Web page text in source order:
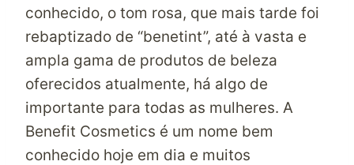
conhecido, o tom rosa, que mais tarde foi
rebaptizado de “benetint”, até à vasta e
ampla gama de produtos de beleza
oferecidos atualmente, há algo de
importante para todas as mulheres. A
Benefit Cosmetics é um nome bem
conhecido hoje em dia e muitos